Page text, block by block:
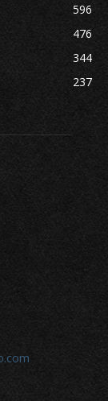
596
476
344
237